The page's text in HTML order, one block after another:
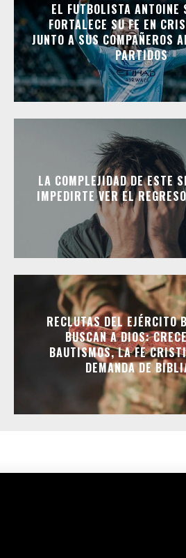
EL FUTBOLISTA ANTOINE
FORTALECE SU FE EN
JUNTO A SUS COMPAÑEROS
PARTIDOS
LA COMPLEJIDAD DE ESTE
IMPEDIRTE VER EL
RECLUTAS DEL EJÉRCITO
BUSCAN A DIOS:
BAUTISMOS, LA FE
DEMANDA DE